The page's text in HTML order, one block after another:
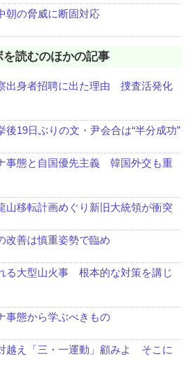
朝の脅威に断固対応
読むのほかの記事
出身者招聘に出た理由 捜査活発化
後19日ぶりの文・尹会合は“半分成功”
事態と自国優先主義 韓国外交も重
山移転計画めぐり新旧大統領が衝突
改善は慎重姿勢で臨め
る大型山火事 根本的な対策を講じ
事態から学ぶべきもの
越え「三・一運動」顧みよ そこに